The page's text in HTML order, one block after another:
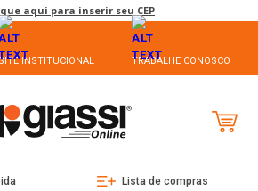
aqui para inserir seu CEP
SITE INSTITUCIONAL TRABALHE CONOSCO
Lista de compras